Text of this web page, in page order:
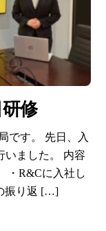
修
です。 先日、入
いました。 内容
・R&Cに入社し
振り返 […]